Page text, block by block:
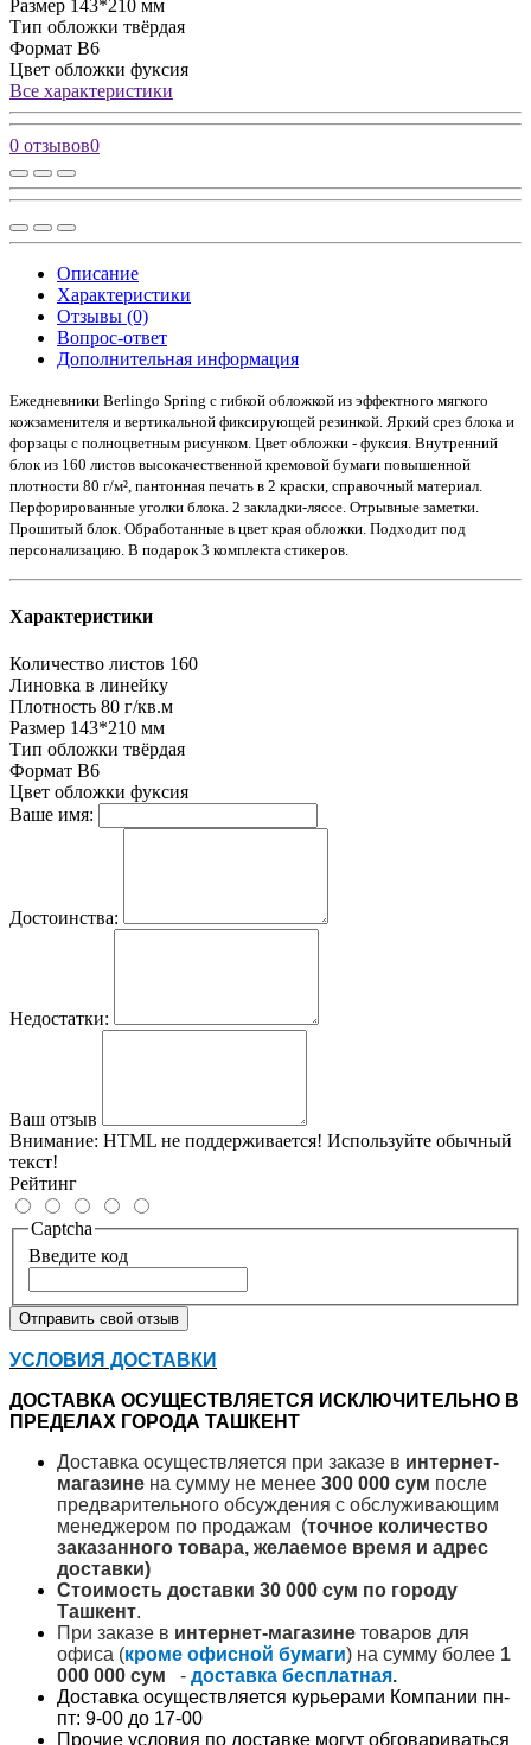
Размер 143*210 мм
Тип обложки твёрдая
Формат B6
Цвет обложки фуксия
Все характеристики
0 отзывов0
Описание
Характеристики
Отзывы (0)
Вопрос-ответ
Дополнительная информация
Ежедневники Berlingo Spring с гибкой обложкой из эффектного мягкого
кожзаменителя и вертикальной фиксирующей резинкой. Яркий срез блока и
форзацы с полноцветным рисунком. Цвет обложки - фуксия. Внутренний
блок из 160 листов высокачественной кремовой бумаги повышенной
плотности 80 г/м², пантонная печать в 2 краски, справочный материал.
Перфорированные уголки блока. 2 закладки-ляссе. Отрывные заметки.
Прошитый блок. Обработанные в цвет края обложки. Подходит под
персонализацию. В подарок 3 комплекта стикеров.
Характеристики
Количество листов 160
Линовка в линейку
Плотность 80 г/кв.м
Размер 143*210 мм
Тип обложки твёрдая
Формат B6
Цвет обложки фуксия
Ваше имя:
Достоинства:
Недостатки:
Ваш отзыв
Внимание: HTML не поддерживается! Используйте обычный
текст!
Рейтинг
Captcha
Введите код
Отправить свой отзыв
УСЛОВИЯ ДОСТАВКИ
ДОСТАВКА ОСУЩЕСТВЛЯЕТСЯ ИСКЛЮЧИТЕЛЬНО В
ПРЕДЕЛАХ ГОРОДА ТАШКЕНТ
Доставка осуществляется при заказе в интернет-
магазине на сумму не менее 300 000 сум после
предварительного обсуждения с обслуживающим
менеджером по продажам (точное количество
заказанного товара, желаемое время и адрес
доставки)
Стоимость доставки 30 000 сум по городу
Ташкент.
При заказе в интернет-магазине товаров для
офиса (кроме офисной бумаги) на сумму более 1
000 000 сум
- доставка бесплатная.
Доставка осуществляется курьерами Компании пн-
пт: 9-00 до 17-00
Прочие условия по доставке могут обговариваться